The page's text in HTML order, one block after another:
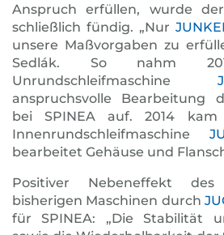
Anspruch erfüllen, wurde der
schließlich fündig. „Nur
unsere Maßvorgaben zu
Sedlák. So nahm
Unrundschleifmaschine
anspruchsvolle Bearbeitung
bei SPINEA auf. 2014
Innenrundschleifmaschine
bearbeitet Gehäuse und
Positiver Nebeneffekt
bisherigen Maschinen durch
für SPINEA: „Die Stabilität